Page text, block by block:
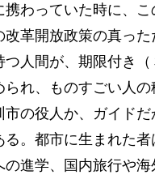
わっていた時に、こ
改革開放政策の真っ
人間が、期限付き
れ、ものすごい人の
市の役人か、ガイド
。都市に生まれた
進学、国内旅行や海